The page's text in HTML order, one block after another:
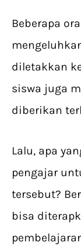
Beberapa
diletakkan
siswa juga
diberikan
Lalu, apa
pengajar
tersebut?
bisa